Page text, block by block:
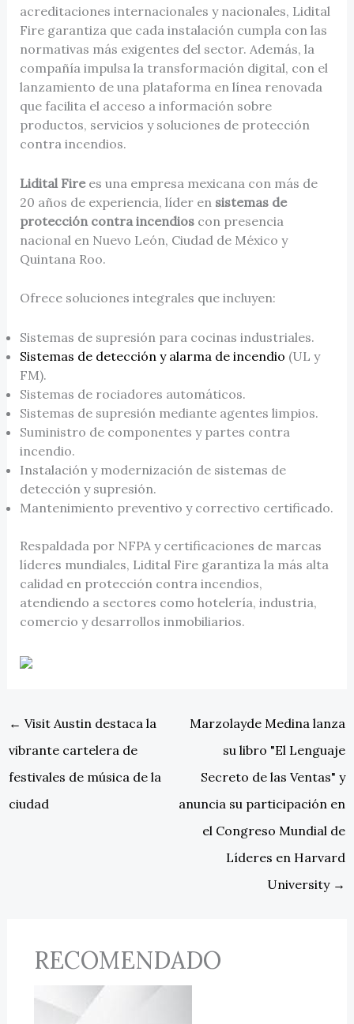
acreditaciones internacionales y nacionales, Lidital
Fire garantiza que cada instalación cumpla con las
normativas más exigentes del sector. Además, la
compañía impulsa la transformación digital, con el
lanzamiento de una plataforma en línea renovada
que facilita el acceso a información sobre
productos, servicios y soluciones de protección
contra incendios.
Lidital Firees una empresa mexicana con más de
20 años de experiencia, líder en sistemas de
protección contra incendioscon presencia
nacional en Nuevo León, Ciudad de México y
Quintana Roo.
Ofrece soluciones integrales que incluyen:
Sistemas de supresión para cocinas industriales.
Sistemas de detección y alarma de incendio (UL y
FM).
Sistemas de rociadores automáticos.
Sistemas de supresión mediante agentes limpios.
Suministro de componentes y partes contra
incendio.
Instalación y modernización de sistemas de
detección y supresión.
Mantenimiento preventivo y correctivo certificado.
Respaldada por NFPA y certificaciones de marcas
líderes mundiales, Lidital Fire garantiza la más alta
calidad en protección contra incendios,
atendiendo a sectores como hotelería, industria,
comercio y desarrollos inmobiliarios.
← Visit Austin destaca la
vibrante cartelera de
festivales de música de la
ciudad
Marzolayde Medina lanza
su libro "El Lenguaje
Secreto de las Ventas" y
anuncia su participación en
el Congreso Mundial de
Líderes en Harvard
University →
RECOMENDADO